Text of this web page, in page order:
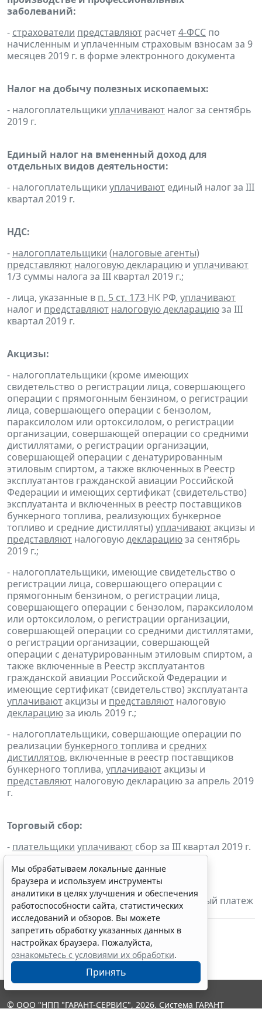
заболеваний:
- страхователи представляют расчет4-ФСС по
начисленным и уплаченным страховым взносам за 9
месяцев 2019 г. в форме электронного документа
Налог на добычу полезных ископаемых:
- налогоплательщики уплачивают налог за сентябрь
2019 г.
Единый налог на вмененный доход для
отдельных видов деятельности:
- налогоплательщики уплачивают единый налог за III
квартал 2019 г.
НДС:
- налогоплательщики (налоговые агенты)
представляют налоговую декларацию и уплачивают
1/3 суммы налога за III квартал 2019 г.;
- лица, указанные в п. 5 ст. 173 НК РФ, уплачивают
налог и представляют налоговую декларациюза III
квартал 2019 г.
Акцизы:
- налогоплательщики (кроме имеющих
свидетельство о регистрации лица, совершающего
операции с прямогонным бензином, о регистрации
лица, совершающего операции с бензолом,
параксилолом или ортоксилолом, о регистрации
организации, совершающей операции со средними
дистиллятами, о регистрации организации,
совершающей операции с денатурированным
этиловым спиртом, а также включенных в Реестр
эксплуатантов гражданской авиации Российской
Федерации и имеющих сертификат (свидетельство)
эксплуатанта и включенных в реестр поставщиков
бункерного топлива, реализующих бункерное
топливо и средние дистилляты) уплачиваютакцизы и
представляют налоговуюдекларациюза сентябрь
2019 г.;
- налогоплательщики, имеющие свидетельство о
регистрации лица, совершающего операции с
прямогонным бензином, о регистрации лица,
совершающего операции с бензолом, параксилолом
или ортоксилолом, о регистрации организации,
совершающей операции со средними дистиллятами,
о регистрации организации, совершающей
операции с денатурированным этиловым спиртом, а
также включенные в Реестр эксплуатантов
гражданской авиации Российской Федерации и
имеющие сертификат (свидетельство) эксплуатанта
уплачиваютакцизы и представляют налоговую
декларациюза июль 2019 г.;
- налогоплательщики, совершающие операции по
реализации бункерного топлива и средних
дистиллятов, включенные в реестр поставщиков
бункерного топлива, уплачиваютакцизы и
представляют налоговую декларацию за апрель 2019
г.
Торговый сбор:
- плательщики уплачивают сбор за III квартал 2019 г.
Упрощенная система налогообложения:
- налогоплательщикиуплачиваютавансовый платеж
по налогу за 9 месяцев 2019 г.
Мы обрабатываем локальные данные
браузера и используем инструменты
аналитики в целях улучшения и обеспечения
работоспособности сайта, статистических
исследований и обзоров. Вы можете
запретить обработку указанных данных в
настройках браузера. Пожалуйста,
ознакомьтесь с условиями их обработки.
Принять
© ООО "НПП "ГАРАНТ-СЕРВИС", 2026. Система ГАРАНТ